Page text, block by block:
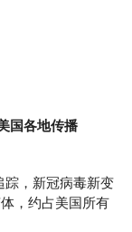
国各地传播
踪，新冠病毒新变
，约占美国所有